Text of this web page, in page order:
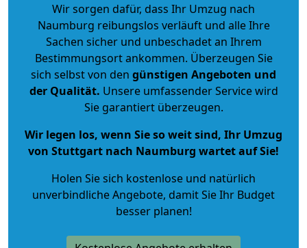
Wir sorgen dafür, dass Ihr Umzug nach
Naumburg reibungslos verläuft und alle Ihre
Sachen sicher und unbeschadet an Ihrem
Bestimmungsort ankommen. Überzeugen Sie
sich selbst von den günstigen Angeboten und
der Qualität. Unsere umfassender Service wird
Sie garantiert überzeugen.
Wir legen los, wenn Sie so weit sind, Ihr Umzug
von Stuttgart nach Naumburg wartet auf Sie!
Holen Sie sich kostenlose und natürlich
unverbindliche Angebote, damit Sie Ihr Budget
besser planen!